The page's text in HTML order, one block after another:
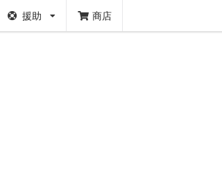
援助 商店